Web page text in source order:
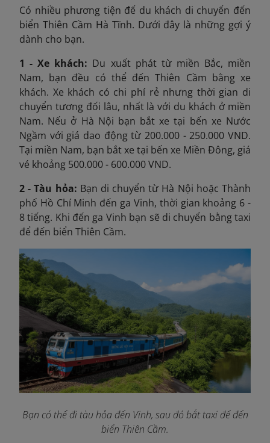
Có nhiều phương tiện để du khách di chuyển đến
biển Thiên Cầm Hà Tĩnh. Dưới đây là những gợi ý
dành cho bạn.
1 - Xe khách: Du xuất phát từ miền Bắc, miền
Nam, bạn đều có thể đến Thiên Cầm bằng xe
khách. Xe khách có chi phí rẻ nhưng thời gian di
chuyển tương đối lâu, nhất là với du khách ở miền
Nam. Nếu ở Hà Nội bạn bắt xe tại bến xe Nước
Ngầm với giá dao động từ 200.000 - 250.000 VND.
Tại miền Nam, bạn bắt xe tại bến xe Miền Đông, giá
vé khoảng 500.000 - 600.000 VND.
2 - Tàu hỏa: Bạn di chuyển từ Hà Nội hoặc Thành
phố Hồ Chí Minh đến ga Vinh, thời gian khoảng 6 -
8 tiếng. Khi đến ga Vinh bạn sẽ di chuyển bằng taxi
để đến biển Thiên Cầm.
Bạn có thể đi tàu hỏa đến Vinh, sau đó bắt taxi để đến
biển Thiên Cầm.